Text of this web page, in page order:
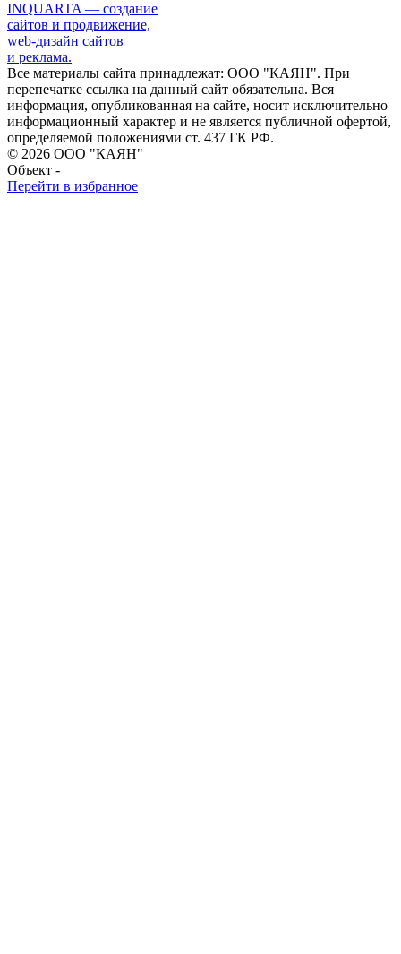
INQUARTA — создание
сайтов и продвижение,
web-дизайн сайтов
и реклама.
Все материалы сайта принадлежат: ООО "КАЯН". При
перепечатке ссылка на данный сайт обязательна. Вся
информация, опубликованная на сайте, носит исключительно
информационный характер и не является публичной офертой,
определяемой положениями ст. 437 ГК РФ.
© 2026 ООО "КАЯН"
Объект -
Перейти в избранное